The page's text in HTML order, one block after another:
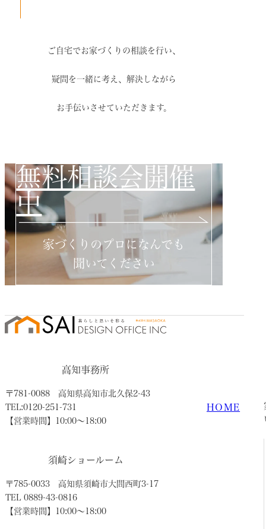
ご自宅でお家づくりの相談を行い、
疑問を一緒に考え、解決しながら
お手伝いさせていただきます。
無料相談会開催
中
家づくりのプロになんでも
聞いてください
高知事務所
〒781-0088 高知県高知市北久保2-43
TEL:0120-251-731
【営業時間】10:00〜18:00
須崎ショールーム
〒785-0033 高知県須崎市大間西町3-17
TEL 0889-43-0816
【営業時間】10:00〜18:00
HOME